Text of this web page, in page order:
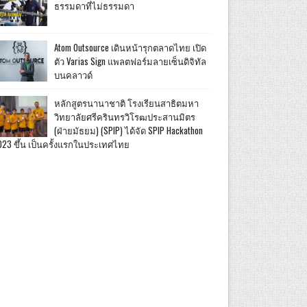
ธรรมดาที่ไม่ธรรมดา
Atom Outsource เดินหน้ารุกตลาดไทย เปิด
ตัว Varias Sign แพลตฟอร์มลายเซ็นดิจิทัล
บนคลาวด์
หลักสูตรนานาชาติ โรงเรียนสาธิตมหา
วิทยาลัยศรีครินทรวิโรฒประสานมิตร
(ฝ่ายมัธยม) (SPIP) ได้จัด SPIP Hackathon
ขึ้น เป็นครั้งแรกในประเทศไทย